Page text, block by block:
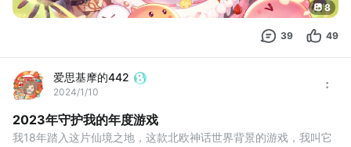
前来参与线下活动的冒险者们还可以获得专属头饰、限定称
8
39 49
爱思基摩的442
2024/1/10
2023年守护我的年度游戏
我18年踏入这片仙境之地，这款北欧神话世界背景的游戏，我叫它